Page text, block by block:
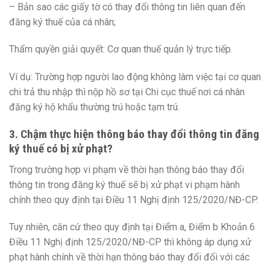
– Bản sao các giấy tờ có thay đổi thông tin liên quan đến
đăng ký thuế của cá nhân;
Thẩm quyền giải quyết: Cơ quan thuế quản lý trực tiếp.
Ví dụ: Trường hợp người lao động không làm việc tại cơ quan
chi trả thu nhập thì nộp hồ sơ tại Chi cục thuế nơi cá nhân
đăng ký hộ khẩu thường trú hoặc tạm trú.
3. Chậm thực hiện thông báo thay đổi thông tin đăng
ký thuế có bị xử phạt?
Trong trường hợp vi phạm về thời hạn thông báo thay đổi
thông tin trong đăng ký thuế sẽ bị xử phạt vi phạm hành
chính theo quy định tại Điều 11 Nghị định 125/2020/NĐ-CP.
Tuy nhiên, căn cứ theo quy định tại Điểm a, Điểm b Khoản 6
Điều 11 Nghị định 125/2020/NĐ-CP thì không áp dụng xử
phạt hành chính về thời hạn thông báo thay đổi đối với các